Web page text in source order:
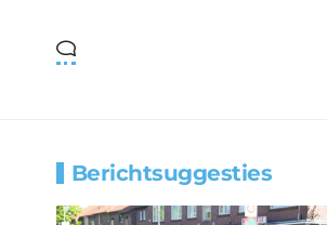
Berichtsuggesties